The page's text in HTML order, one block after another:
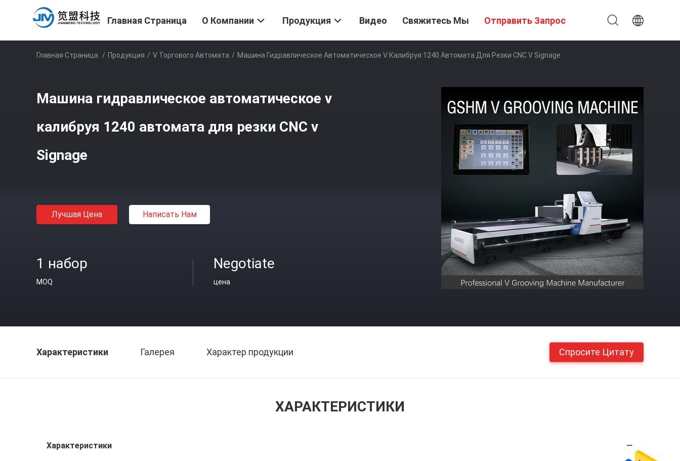
Главная Страница О Компании Продукция Видео Свяжитесь Мы Отправить Запрос
Главная Страница / Продукция / V Торгового Автомата / Машина Гидравлическое Автоматическое V Калибруя 1240 Автомата Для Резки CNC V Signage
Машина гидравлическое автоматическое v
калибруя 1240 автомата для резки CNC v
Signage
Лучшая Цена Написать Нам
1 набор
MOQ
Negotiate
цена
Характеристики Галерея Характер продукции Спросите Цитату
ХАРАКТЕРИСТИКИ
Характеристики